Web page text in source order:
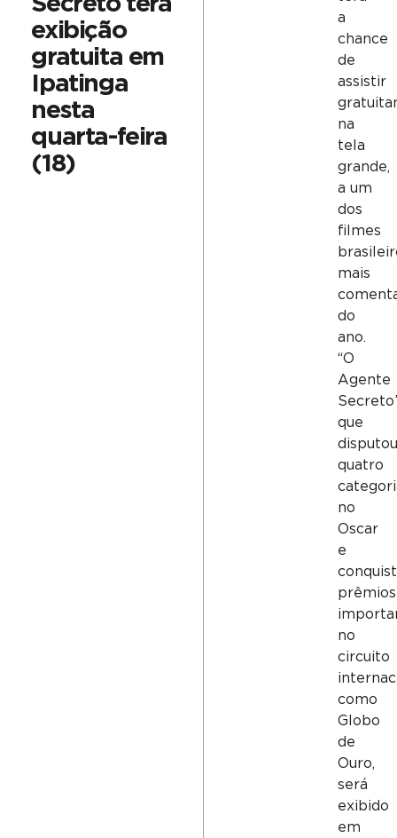
exibição
gratuita em
Ipatinga
nesta
quarta-feira
(18)
a
chance
de
assistir
na
tela
grande,
a um
dos
filmes
mais
do
ano.
“O
Agente
que
quatro
no
Oscar
e
prêmios
no
circuito
como
Globo
de
Ouro,
será
exibido
em